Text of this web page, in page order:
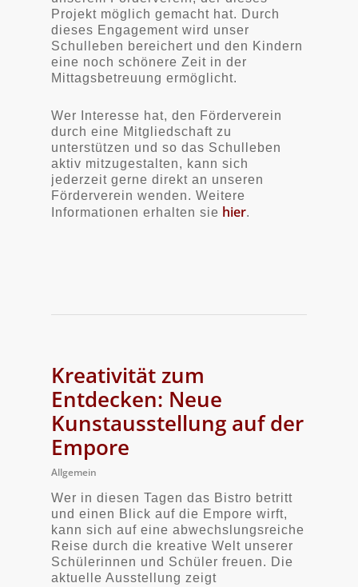
Projekt möglich gemacht hat. Durch
dieses Engagement wird unser
Schulleben bereichert und den Kindern
eine noch schönere Zeit in der
Mittagsbetreuung ermöglicht.
Wer Interesse hat, den Förderverein
durch eine Mitgliedschaft zu
unterstützen und so das Schulleben
aktiv mitzugestalten, kann sich
jederzeit gerne direkt an unseren
Förderverein wenden. Weitere
Informationen erhalten sie hier.
Kreativität zum
Entdecken: Neue
Kunstausstellung auf der
Empore
Allgemein
Wer in diesen Tagen das Bistro betritt
und einen Blick auf die Empore wirft,
kann sich auf eine abwechslungsreiche
Reise durch die kreative Welt unserer
Schülerinnen und Schüler freuen. Die
aktuelle Ausstellung zeigt